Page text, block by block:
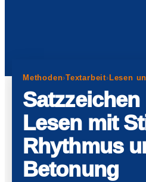
Methoden›Textarbeit›Lesen
Lesen mit
Rhythmus
Betonung